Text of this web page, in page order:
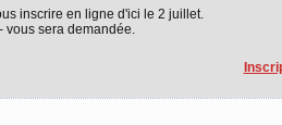
inscrire en ligne d'ici le 2 juillet.
vous sera demandée.